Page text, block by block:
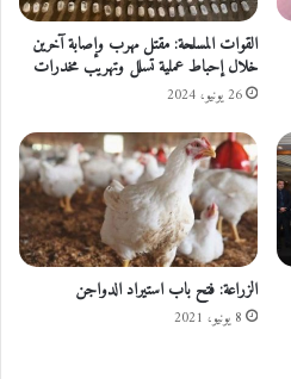
القوات المسلحة: مقتل مهرب وإصابة آخرين
خلال إحباط عملية تسلل وتهريب مخدرات
26 يونيو، 2024
الزراعة: فتح باب استيراد الدواجن
8 يونيو، 2021